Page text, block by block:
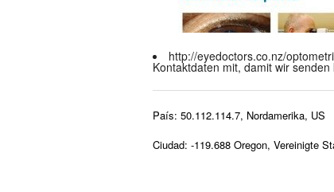
http://eyedoctors.co.nz/
Kontaktdaten mit, damit wir
País: 50.112.114.7, Nordamerika, US
Ciudad: -119.688 Oregon, Vereinigte